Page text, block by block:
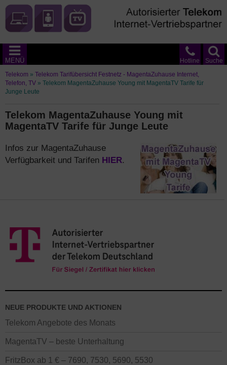
Suche
Hotline
MENÜ
Telekom » Telekom Tarifübersicht Festnetz - MagentaZuhause Internet,
Telefon, TV » Telekom MagentaZuhause Young mit MagentaTV Tarife für
Junge Leute
Telekom MagentaZuhause Young mit
MagentaTV Tarife für Junge Leute
Infos zur MagentaZuhause
Verfügbarkeit und Tarifen HIER.
NEUE PRODUKTE UND AKTIONEN
Telekom Angebote des Monats
MagentaTV – beste Unterhaltung
FritzBox ab 1 € – 7690, 7530, 5690, 5530